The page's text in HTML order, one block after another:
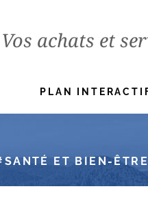
Vos achats et
PLAN
SANTÉ ET BIEN-ÊTRE